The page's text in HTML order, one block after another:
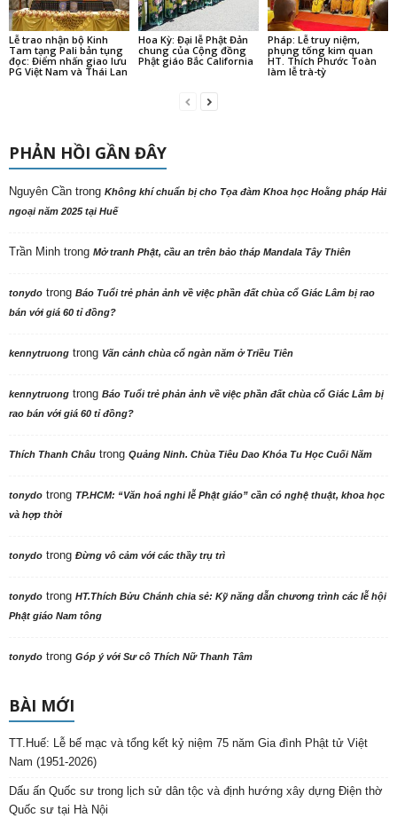
Lễ trao nhận bộ Kinh
Tam tạng Pali bản tụng
đọc: Điểm nhấn giao lưu
PG Việt Nam và Thái Lan
Hoa Kỳ: Đại lễ Phật Đản
chung của Cộng đồng
Phật giáo Bắc California
Pháp: Lễ truy niệm,
phụng tống kim quan
HT. Thích Phước Toàn
làm lễ trà-tỳ
PHẢN HỒI GẦN ĐÂY
Nguyên Cần trong Không khí chuẩn bị cho Tọa đàm Khoa học Hoằng pháp Hải
ngoại năm 2025 tại Huế
Trần Minh trong Mở tranh Phật, cầu an trên bảo tháp Mandala Tây Thiên
tonydo trong Báo Tuổi trẻ phản ảnh về việc phần đất chùa cổ Giác Lâm bị rao
bán với giá 60 tỉ đồng?
kennytruong trong Vãn cảnh chùa cổ ngàn năm ở Triều Tiên
kennytruong trong Báo Tuổi trẻ phản ảnh về việc phần đất chùa cổ Giác Lâm bị
rao bán với giá 60 tỉ đồng?
Thích Thanh Châu trong Quảng Ninh. Chùa Tiêu Dao Khóa Tu Học Cuối Năm
tonydo trong TP.HCM: “Văn hoá nghi lễ Phật giáo” cần có nghệ thuật, khoa học
và hợp thời
tonydo trong Đừng vô cảm với các thầy trụ trì
tonydo trong HT.Thích Bửu Chánh chia sẻ: Kỹ năng dẫn chương trình các lễ hội
Phật giáo Nam tông
tonydo trong Góp ý với Sư cô Thích Nữ Thanh Tâm
BÀI MỚI
TT.Huế: Lễ bế mạc và tổng kết kỷ niệm 75 năm Gia đình Phật tử Việt
Nam (1951-2026)
Dấu ấn Quốc sư trong lịch sử dân tộc và định hướng xây dựng Điện thờ
Quốc sư tại Hà Nội